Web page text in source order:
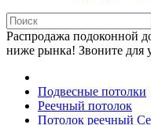
Распродажа подоконной
ниже рынка! Звоните для
Подвесные потолки
Реечный потолок
Потолок реечный